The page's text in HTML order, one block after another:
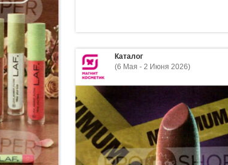
Каталог
(6 Мая - 2 Июня 2026)